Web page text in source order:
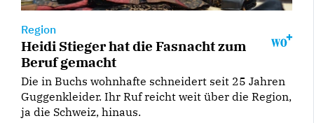
Region
Heidi Stieger hat die Fasnacht zum
Beruf gemacht
Die in Buchs wohnhafte schneidert seit 25 Jahren
Guggenkleider. Ihr Ruf reicht weit über die Region,
ja die Schweiz, hinaus.